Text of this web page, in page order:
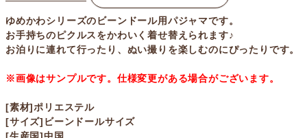
ゆめかわシリーズのビーンドール用パジャマです。
お手持ちのピクルスをかわいく着せ替えられます♪
お泊りに連れて行ったり、ぬい撮りを楽しむのにぴったりです。
※画像はサンプルです。仕様変更がある場合がございます。
[素材]ポリエステル
[サイズ]ビーンドールサイズ